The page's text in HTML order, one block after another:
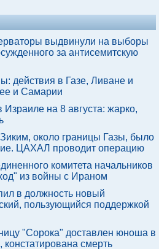
выдвинули на выборы
за антисемитскую
действия в Газе, Ливане и
и Самарии
Израиле на 8 августа: жарко,
около границы Газы, было
ЦАХАЛ проводит операцию
комитета начальников
из войны с Ираном
в должность новый
пользующийся поддержкой
"Сорока" доставлен юноша в
констатирована смерть